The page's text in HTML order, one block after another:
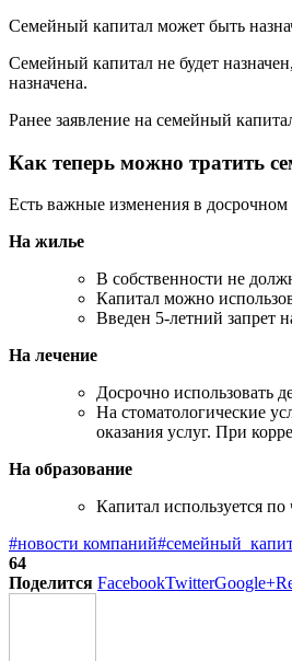
Семейный капитал может быть
Семейный капитал не будет
назначена.
Ранее заявление на семейный
Как теперь можно тратить
Есть важные изменения в досрочном
На жилье
В собственности не
Капитал можно
Введен 5-летний запрет
На лечение
Досрочно использовать
На стоматологические
оказания услуг. При
На образование
Капитал используется
#новости компаний
64
Поделится FacebookTwitterGoogle+